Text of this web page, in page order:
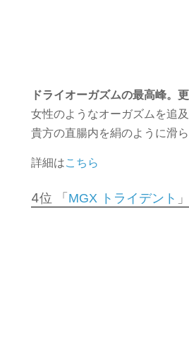
ドライオーガズムの最高峰。
女性のようなオーガズムを追
貴方の直腸内を絹のように滑
詳細はこちら
4位 「 MGX トライデント 」